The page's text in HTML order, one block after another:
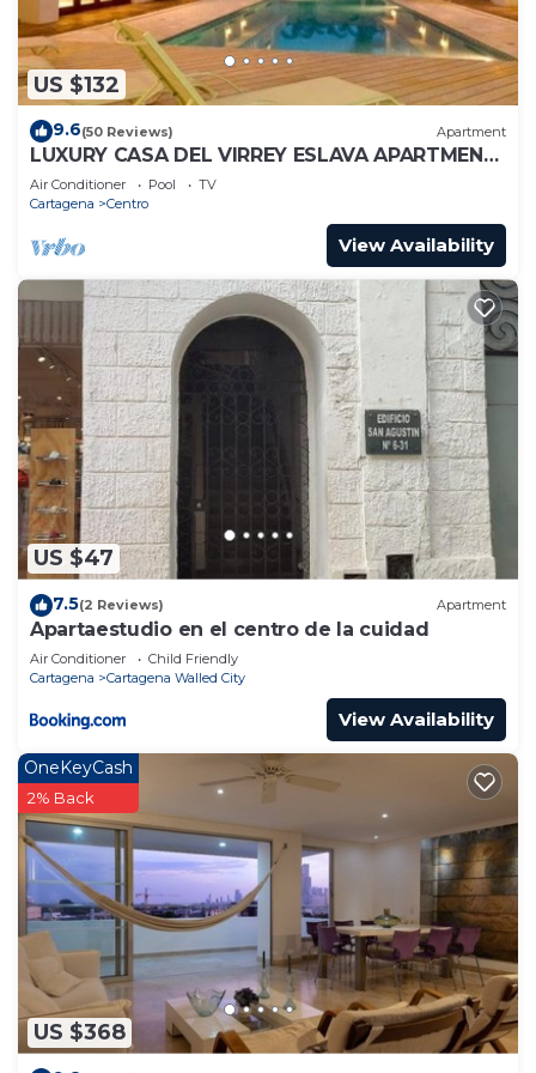
US $132
9.6(50 Reviews) Apartment
LUXURY CASA DEL VIRREY ESLAVA APARTMENT
304, INSID
Air Conditioner Pool
TV
Cartagena
Centro
View Availability
US $47
7.5(2 Reviews) Apartment
Apartaestudio en el centro de la cuidad
Air Conditioner
Child Friendly
Cartagena
Cartagena Walled City
View Availability
US $368
OneKeyCash
2% Back